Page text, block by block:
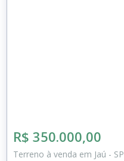
R$ 350.000,00
Terreno à venda em Jaú - SP